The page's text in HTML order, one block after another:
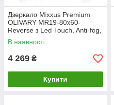
Дзеркало Mixxus Premium
OLIVARY MR19-80x60-
Reverse з Led Touch, Anti-fog,
димером (3-6,5kK) (MP6628)
В наявності
4 269 ₴
Купити